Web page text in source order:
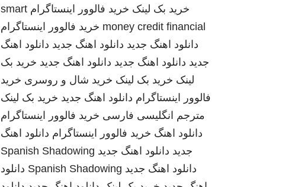
خرید بک لینک خرید فالوور اینستاگرام smart
money credit financial خرید فالوور اینستاگرام
دانلود اهنگ جدید دانلود اهنگ جدید دانلود اهنگ
جدید دانلود اهنگ جدید دانلود اهنگ جدید خرید بک
لینک خرید بک لینک خرید شال و روسری خرید
فالوور اینستاگرام دانلود اهنگ جدید خرید بک لینک
مترجم انگلیسی فارسی خرید فالوور اینستاگرام
دانلود اهنگ خرید فالوور اینستاگرام دانلود اهنگ
جدید دانلود اهنگ جدید Spanish Shadowing
دانلود اهنگ جدید Spanish Shadowing دانلود